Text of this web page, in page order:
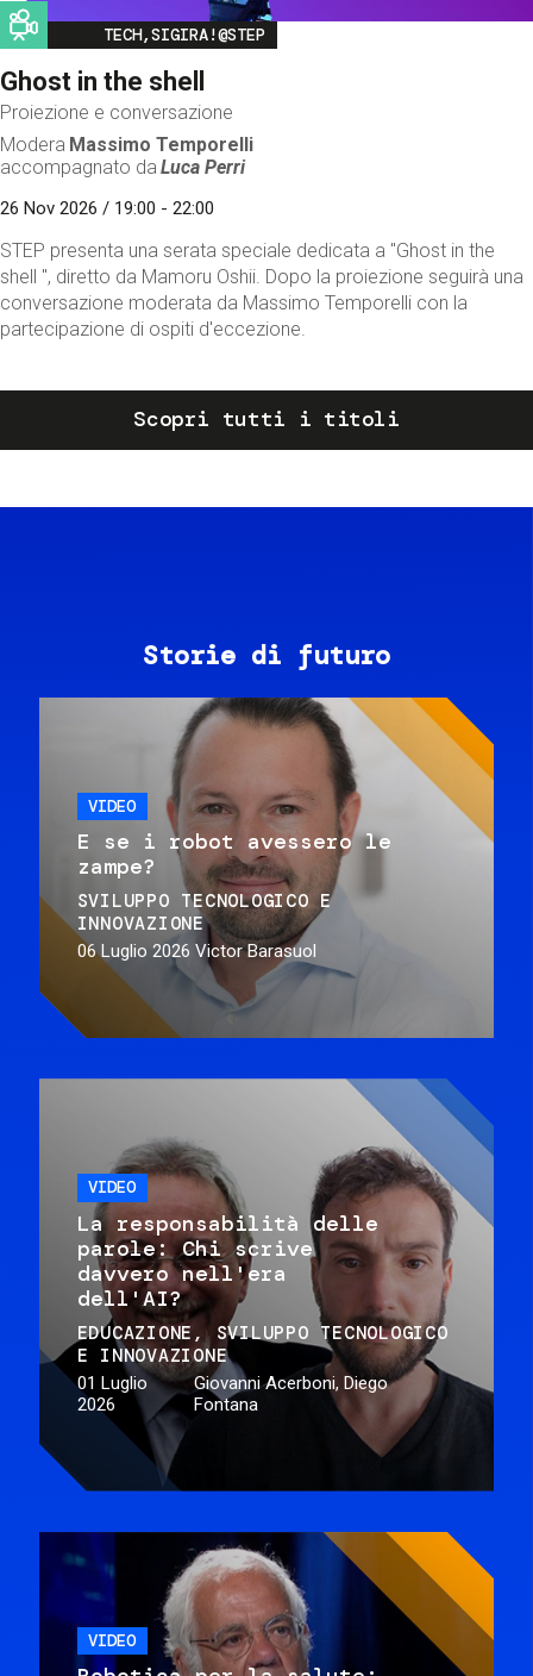
Image
TECH,SIGIRA!@STEP
Ghost in the shell
Proiezione e conversazione
Modera Massimo Temporelli
accompagnato da Luca Perri
26 Nov 2026 / 19:00 - 22:00
STEP presenta una serata speciale dedicata a "Ghost in the
shell ", diretto da Mamoru Oshii. Dopo la proiezione seguirà una
conversazione moderata da Massimo Temporelli con la
partecipazione di ospiti d'eccezione.
Scopri tutti i titoli
Storie di futuro
VIDEO
E se i robot avessero le
zampe?
SVILUPPO TECNOLOGICO E
INNOVAZIONE
06 Luglio 2026 Victor Barasuol
VIDEO
La responsabilità delle
parole: Chi scrive
davvero nell'era
dell'AI?
EDUCAZIONE
SVILUPPO TECNOLOGICO
E INNOVAZIONE
01 Luglio
2026
Giovanni Acerboni, Diego
Fontana
VIDEO